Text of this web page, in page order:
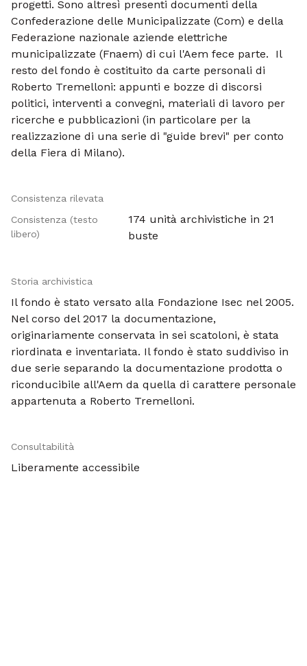
progetti. Sono altresì presenti documenti della
Confederazione delle Municipalizzate (Com) e della
Federazione nazionale aziende elettriche
municipalizzate (Fnaem) di cui l'Aem fece parte. Il
resto del fondo è costituito da carte personali di
Roberto Tremelloni: appunti e bozze di discorsi
politici, interventi a convegni, materiali di lavoro per
ricerche e pubblicazioni (in particolare per la
realizzazione di una serie di "guide brevi" per conto
della Fiera di Milano).
Consistenza rilevata
Consistenza (testo
libero)
174 unità archivistiche in 21
buste
Storia archivistica
Il fondo è stato versato alla Fondazione Isec nel 2005.
Nel corso del 2017 la documentazione,
originariamente conservata in sei scatoloni, è stata
riordinata e inventariata. Il fondo è stato suddiviso in
due serie separando la documentazione prodotta o
riconducibile all'Aem da quella di carattere personale
appartenuta a Roberto Tremelloni.
Consultabilità
Liberamente accessibile